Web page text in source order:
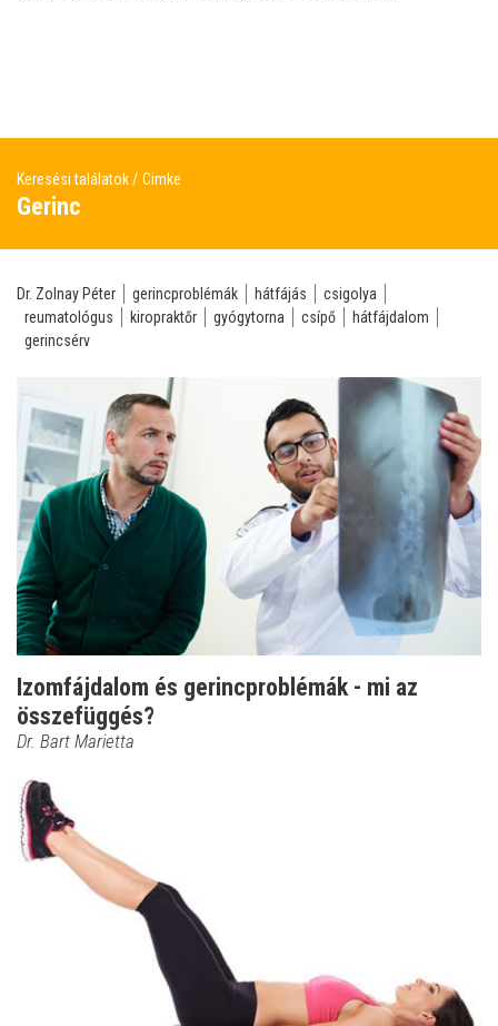
Keresési találatok Cimke
Gerinc
Dr. Zolnay Péter gerincproblémák hátfájás
csigolya
reumatológus
kiropraktőr gyógytorna csípő
hátfájdalom
gerincsérv
Izomfájdalom és gerincproblémák - mi az
összefüggés?
Dr. Bart Marietta